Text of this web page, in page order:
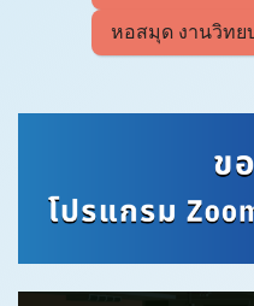
หอสมุด งานวิทย